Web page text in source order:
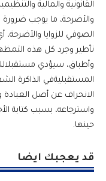
القانونية والمالية
والأضرحة، ما يوجب ضرورة
الصوفي للزوايا والأضرحة،
تأطير وجرد كل هذه
وأطباق، سيؤدي
المستقبليةفي الذاكرة
الانحراف عن أصل العبادة
واسترجاعه، بسبب كتابة
حينها.
قد يعجبك ايضا